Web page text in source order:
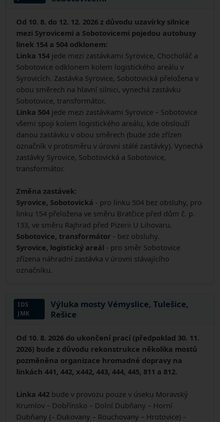
Od 10. 8. do 12. 12. 2026 z důvodu uzavírky silnice
mezi Syrovicemi a Sobotovicemi pojedou autobusy
linek 154 a 504 odklonem:
Linka 154 jede mezi zastávkami Syrovice, Chocholáč a
Sobotovice odklonem kolem logistického areálu v
Syrovicích. Zastávka Syrovice, Sobotovická přeložena v
obou směrech na hlavní silnici, vynechá zastávku
Sobotovice, transformátor.
Linka 504 jede mezi zastávkami Syrovice – Sobotovice
všemi spoji kolem logistického areálu, kde obslouží
danou zastávku v obou směrech (bude zde zřízen
označník v protisměru v úrovni stálé zastávky). Vynechá
zastávky Syrovice, Sobotovická a Sobotovice,
transformátor.
Změna zastávek:
Syrovice, Sobotovická - pro linku 504 bez obsluhy, pro
linku 154 přeložena ve směru Bratčice před dům č. p.
133, ve směru Rajhrad před Pizerii U Lihovaru.
Sobotovice, transformátor - bez obsluhy.
Syrovice, logistický areál - pro směr Sobotovice
zřízena náhradní zastávka v úrovni stávajícího
označníku.
IDS
JMK
Výluka mosty Vémyslice, Tulešice,
Rešice
Od 10. 8. 2026 do ukončení prací (předpoklad 30. 11.
2026) bude z důvodu rekonstrukce několika mostů
pozměněna organizace hromadné dopravy na
linkách 441, 442, x442, 443, 444, 445, 811 a 812.
Linka 442 bude v provozu pouze v úseku Moravský
Krumlov – Dobřínsko – Dolní Dubňany – Horní
Dubňany (– Dukovany – Rouchovany – Hrotovice) –